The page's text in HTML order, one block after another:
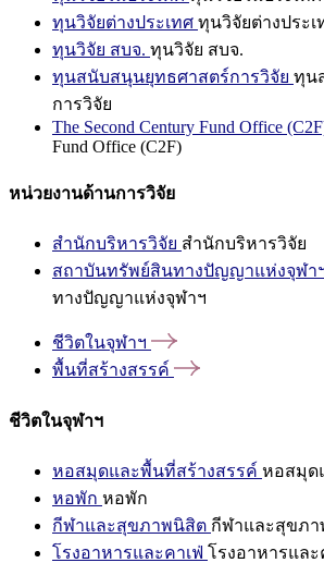
ทุนวิจัยต่างประเทศ ทุนวิจัยต่างประเ
ทุนวิจัย สบจ. ทุนวิจัย สบจ.
ทุนสนับสนุนยุทธศาสตร์การวิจัย ทุน
การวิจัย
The Second Century Fund Office
Fund Office (C2F)
หน่วยงานด้านการวิจัย
สำนักบริหารวิจัย สำนักบริหารวิจัย
สถาบันทรัพย์สินทางปัญญาแห่งจุฬา
ทางปัญญาแห่งจุฬาฯ
ชีวิตในจุฬาฯ
พื้นที่สร้างสรรค์
ชีวิตในจุฬาฯ
หอสมุดและพื้นที่สร้างสรรค์ หอสมุด
หอพัก หอพัก
กีฬาและสุขภาพนิสิต กีฬาและสุขภ
โรงอาหารและคาเฟ่ โรงอาหารและ